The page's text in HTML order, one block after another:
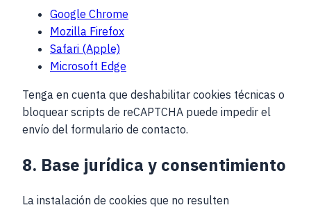
Google Chrome
Mozilla Firefox
Safari (Apple)
Microsoft Edge
Tenga en cuenta que deshabilitar cookies técnicas o
bloquear scripts de reCAPTCHA puede impedir el
envío del formulario de contacto.
8. Base jurídica y consentimiento
La instalación de cookies que no resulten